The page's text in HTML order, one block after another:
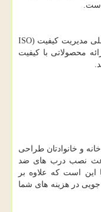
مدیریت کیفیت (ISO
محصولاتی با کیفیت
و خانوادتان طراحی
باعث نصب درب های ضد
است که علاوه بر
در هزینه های شما